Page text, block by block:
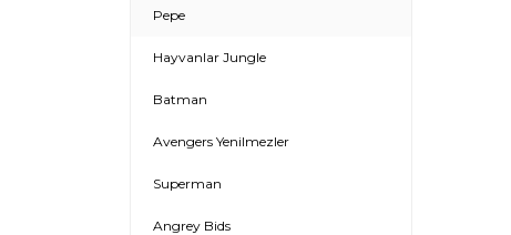
Pepe
Hayvanlar Jungle
Batman
Avengers Yenilmezler
Superman
Angrey Bids